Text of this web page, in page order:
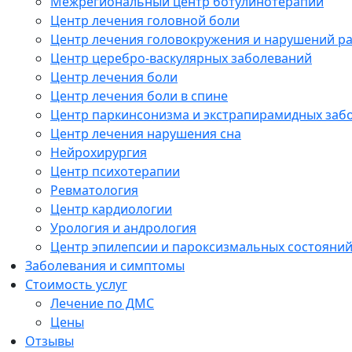
Центр лечения головной боли
Центр лечения головокружения и нарушений
Центр церебро-васкулярных заболеваний
Центр лечения боли
Центр лечения боли в спине
Центр паркинсонизма и экстрапирамидных
Центр лечения нарушения сна
Нейрохирургия
Центр психотерапии
Ревматология
Центр кардиологии
Урология и андрология
Центр эпилепсии и пароксизмальных состояний
Заболевания и симптомы
Стоимость услуг
Лечение по ДМС
Цены
Отзывы